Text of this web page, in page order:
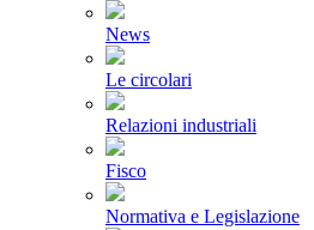
News
Le circolari
Relazioni industriali
Fisco
Normativa e Legislazione